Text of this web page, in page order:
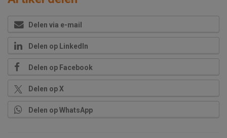
Delen via e-mail
Delen op LinkedIn
Delen op Facebook
Delen op X
Delen op WhatsApp